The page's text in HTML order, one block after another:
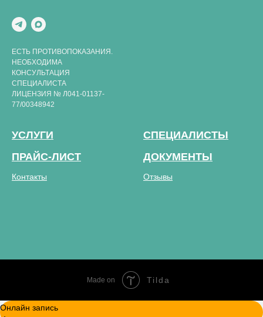
ЕСТЬ ПРОТИВОПОКАЗАНИЯ.
НЕОБХОДИМА
КОНСУЛЬТАЦИЯ
СПЕЦИАЛИСТА
ЛИЦЕНЗИЯ № Л041-01137-
77/00348942
УСЛУГИ
ПРАЙС-ЛИСТ
Контакты
СПЕЦИАЛИСТЫ
ДОКУМЕНТЫ
Отзывы
Made on Tilda